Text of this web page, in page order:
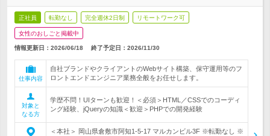
正社員 転勤なし 完全週休2日制 リモートワーク可
女性のおしごと掲載中
情報更新日：2026/06/18 終了予定日： 2026/11/30
仕事内容
自社ブランドやクライアントのWebサイト構築、保守運用等のフ
ロントエンドエンジニア業務全般をお任せします。
対象と
なる方
学歴不問！UIターンも歓迎！＜必須＞HTML／CSSでのコーディ
ング経験、jQueryの知識＜歓迎＞PHPでの開発経験
＜本社＞ 岡山県倉敷市阿知1-5-17 マルカンビル3F ※転勤なし ※